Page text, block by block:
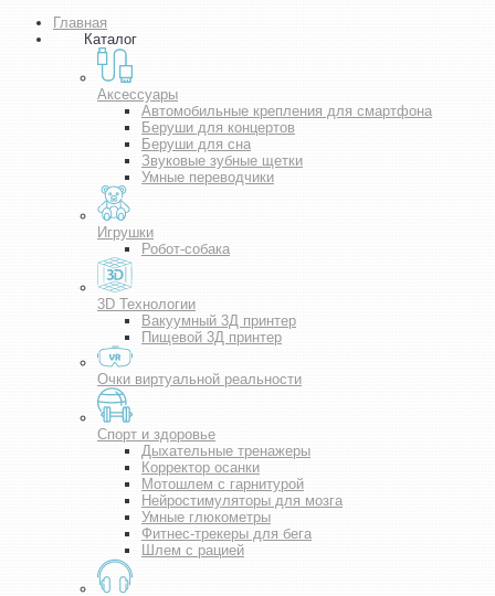
Главная
Каталог
Аксессуары
Автомобильные крепления для смартфона
Беруши для концертов
Беруши для сна
Звуковые зубные щетки
Умные переводчики
Игрушки
Робот-собака
3D Технологии
Вакуумный 3Д принтер
Пищевой 3Д принтер
Очки виртуальной реальности
Спорт и здоровье
Дыхательные тренажеры
Корректор осанки
Мотошлем с гарнитурой
Нейростимуляторы для мозга
Умные глюкометры
Фитнес-трекеры для бега
Шлем с рацией